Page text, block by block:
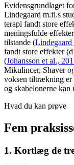
Evidensgrundlaget
Lindegaard m.fl.s
terapi fandt store
meningsfulde
tilstande (Lindegaard
fandt store effekter
(Johansson et al.,
Mikulincer, Shaver
voksen tiltrækning er
og skabelonerne kan
Hvad du kan prøve
Fem
1. Kortlæg de tre